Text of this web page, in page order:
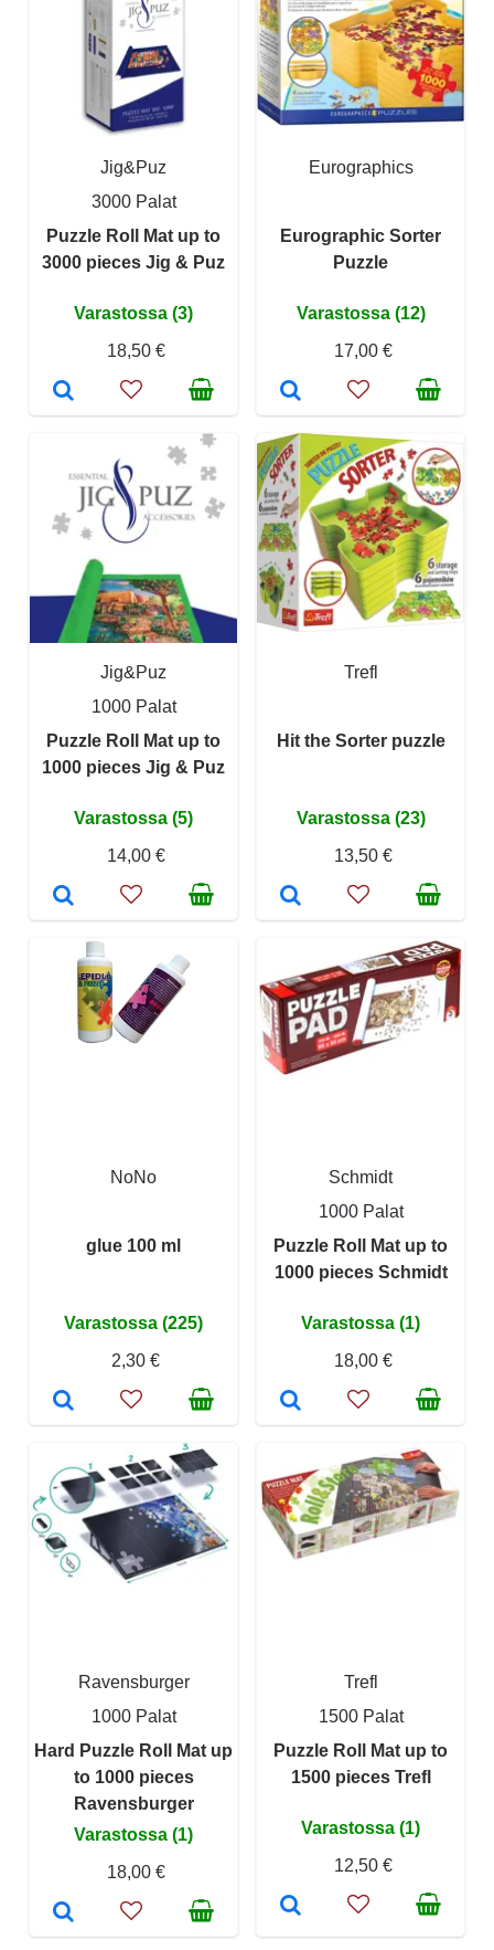
Jig&Puz
3000 Palat
Puzzle Roll Mat up to
3000 pieces Jig & Puz
Varastossa (3)
18,50 €
Eurographics
Eurographic Sorter
Puzzle
Varastossa (12)
17,00 €
Jig&Puz
1000 Palat
Puzzle Roll Mat up to
1000 pieces Jig & Puz
Varastossa (5)
14,00 €
Trefl
Hit the Sorter puzzle
Varastossa (23)
13,50 €
NoNo
glue 100 ml
Varastossa (225)
2,30 €
Schmidt
1000 Palat
Puzzle Roll Mat up to
1000 pieces Schmidt
Varastossa (1)
18,00 €
Ravensburger
1000 Palat
Hard Puzzle Roll Mat up
to 1000 pieces
Ravensburger
Varastossa (1)
18,00 €
Trefl
1500 Palat
Puzzle Roll Mat up to
1500 pieces Trefl
Varastossa (1)
12,50 €